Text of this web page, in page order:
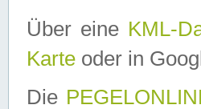
Über eine KML-
Karte oder in
Die